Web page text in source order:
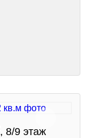
, 8/9 этаж